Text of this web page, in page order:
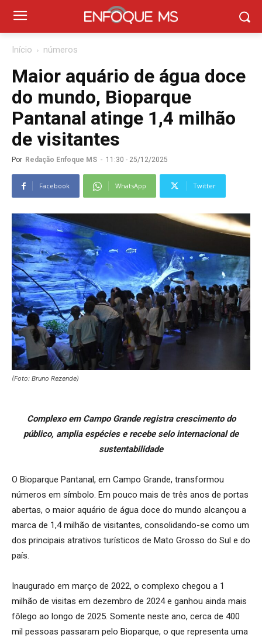
Início números
Maior aquário de água doce
do mundo, Bioparque
Pantanal atinge 1,4 milhão
de visitantes
Por Redação Enfoque MS - 11:30 - 25/12/2025
Facebook WhatsApp Twitter
(Foto: Bruno Rezende)
Complexo em Campo Grande registra crescimento do
público, amplia espécies e recebe selo internacional de
sustentabilidade
O Bioparque Pantanal, em Campo Grande, transformou
números em símbolo. Em pouco mais de três anos de portas
abertas, o maior aquário de água doce do mundo alcançou a
marca de 1,4 milhão de visitantes, consolidando-se como um
dos principais atrativos turísticos de Mato Grosso do Sul e do
país.
Inaugurado em março de 2022, o complexo chegou a 1
milhão de visitas em dezembro de 2024 e ganhou ainda mais
fôlego ao longo de 2025. Somente neste ano, cerca de 400
mil pessoas passaram pelo Bioparque, o que representa uma